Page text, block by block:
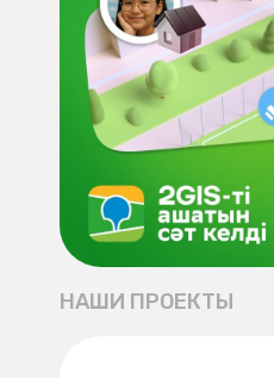
НАШИ ПРОЕКТЫ